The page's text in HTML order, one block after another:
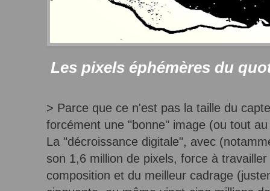
Les pixels éphémères du
> Parce que ce n'est pas la taille du
forcément une "bonne" image (ou tout
La "décroissance digitale", avec
son 1,6 million de pixels, force à
composition et du meilleur cadrage